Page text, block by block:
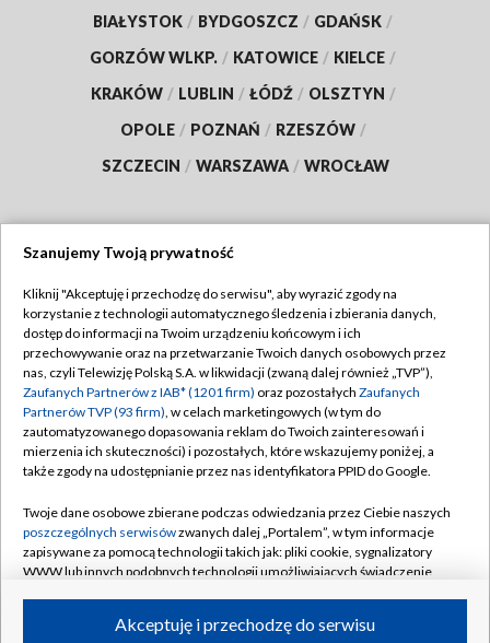
BIAŁYSTOK / BYDGOSZCZ / GDAŃSK /
GORZÓW WLKP. / KATOWICE / KIELCE /
KRAKÓW / LUBLIN / ŁÓDŹ / OLSZTYN /
OPOLE / POZNAŃ / RZESZÓW /
SZCZECIN / WARSZAWA / WROCŁAW
TVP
Abonament TVP
Emisja w TVP
Centrum informacji TVP
Naziemna Telewizja Cyfrowa
Rada Programowa
System NOS
Informacje o nadawcy
Program dla prasy
Regulamin TVP
Polityka prywatności
Moje zgody
Pomoc
Kontakt
Kanały
Szanujemy Twoją prywatność
Kliknij "Akceptuję i przechodzę do serwisu", aby wyrazić zgody na
korzystanie z technologii automatycznego śledzenia i zbierania danych,
dostęp do informacji na Twoim urządzeniu końcowym i ich
przechowywanie oraz na przetwarzanie Twoich danych osobowych przez
nas, czyli Telewizję Polską S.A. w likwidacji (zwaną dalej również „TVP”),
Zaufanych Partnerów z IAB* (1201 firm) oraz pozostałych Zaufanych
Partnerów TVP (93 firm), w celach marketingowych (w tym do
zautomatyzowanego dopasowania reklam do Twoich zainteresowań i
mierzenia ich skuteczności) i pozostałych, które wskazujemy poniżej, a
także zgody na udostępnianie przez nas identyfikatora PPID do Google.
Twoje dane osobowe zbierane podczas odwiedzania przez Ciebie naszych
poszczególnych serwisówzwanych dalej „Portalem”, w tym informacje
zapisywane za pomocą technologii takich jak: pliki cookie, sygnalizatory
WWW lub innych podobnych technologii umożliwiających świadczenie
ruchu w Internecie.Akceptuję i przechodzę do serwisu